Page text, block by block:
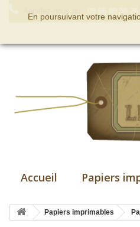
Accueil Papiers
Papiers imprimables
En poursuivant votre